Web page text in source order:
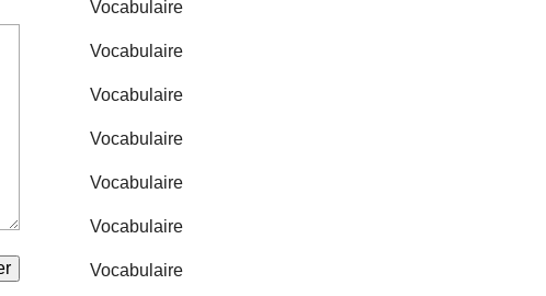
Vocabulaire
Vocabulaire
Vocabulaire
Vocabulaire
Vocabulaire
Vocabulaire
Vocabulaire